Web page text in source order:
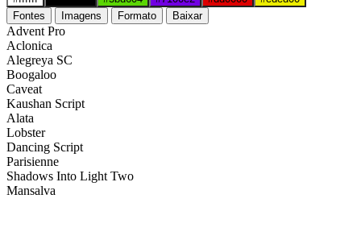
Fontes
Imagens Formato Baixar
Advent Pro
Aclonica
Alegreya SC
Boogaloo
Caveat
Kaushan Script
Alata
Lobster
Dancing Script
Parisienne
Shadows Into Light Two
Mansalva